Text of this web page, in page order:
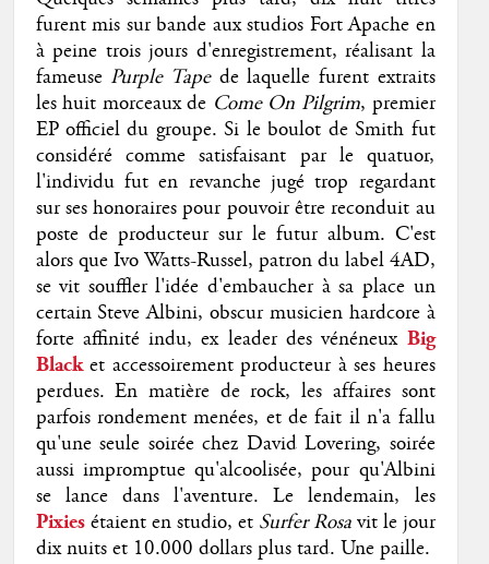
furent mis sur bande aux studios Fort Apache en
à peine trois jours d'enregistrement, réalisant la
fameuse Purple Tapede laquelle furent extraits
les huit morceaux de Come On Pilgrim, premier
EP officiel du groupe. Si le boulot de Smith fut
considéré comme satisfaisant par le quatuor,
l'individu fut en revanche jugé trop regardant
sur ses honoraires pour pouvoir être reconduit au
poste de producteur sur le futur album. C'est
alors que Ivo Watts-Russel, patron du label 4AD,
se vit souffler l'idée d'embaucher à sa place un
certain Steve Albini, obscur musicien hardcore à
forte affinité indu, ex leader des vénéneuxBig
Black et accessoirement producteur à ses heures
perdues. En matière de rock, les affaires sont
parfois rondement menées, et de fait il n'a fallu
qu'une seule soirée chez David Lovering, soirée
aussi impromptue qu'alcoolisée, pour qu'Albini
se lance dans l'aventure. Le lendemain, les
Pixies étaient en studio, et Surfer Rosa vit le jour
dix nuits et 10.000 dollars plus tard. Une paille.